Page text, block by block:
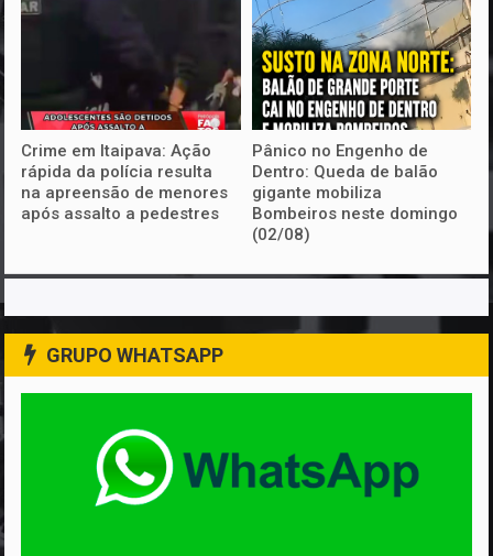
Crime em Itaipava: Ação
rápida da polícia resulta
na apreensão de menores
após assalto a pedestres
Pânico no Engenho de
Dentro: Queda de balão
gigante mobiliza
Bombeiros neste domingo
(02/08)
GRUPO WHATSAPP